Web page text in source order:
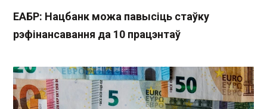
ЕАБР: Нацбанк можа павысіць стаўку
рэфінансавання да 10 працэнтаў